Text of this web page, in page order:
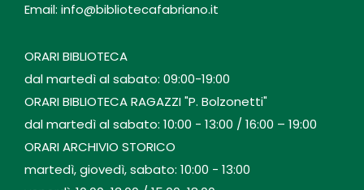
Email: info@bibliotecafabriano.it
ORARI BIBLIOTECA
dal martedì al sabato: 09:00-19:00
ORARI BIBLIOTECA RAGAZZI "P. Bolzonetti"
dal martedì al sabato: 10:00 - 13:00 / 16:00 – 19:00
ORARI ARCHIVIO STORICO
martedì, giovedì, sabato: 10:00 - 13:00